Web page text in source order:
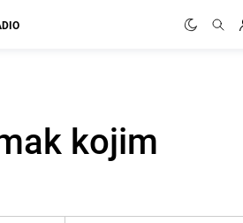
kojim